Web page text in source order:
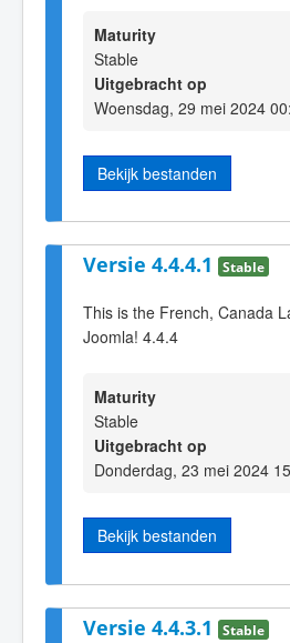
Maturity
Stable
Uitgebracht op
Woensdag, 29 mei 2024
Bekijk bestanden
Versie 4.4.4.1 Stable
This is the French, Canada
Joomla! 4.4.4
Maturity
Stable
Uitgebracht op
Donderdag, 23 mei 2024
Bekijk bestanden
Versie 4.4.3.1 Stable